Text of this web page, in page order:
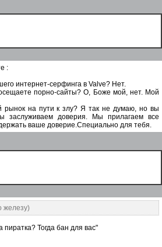
:
интернет-серфинга в Valve? Нет.
порно-сайты? О, Боже мой, нет. Мой
рынок на пути к злу? Я так не думаю, но вы
заслуживаем доверия. Мы прилагаем все
ваше доверие.Специально для тебя.
железу)
Тогда бан для вас"